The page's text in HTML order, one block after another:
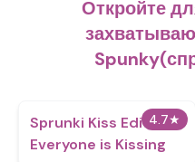
Откройте
4.7★
Sprunki Kiss Edition
Everyone is Kissing